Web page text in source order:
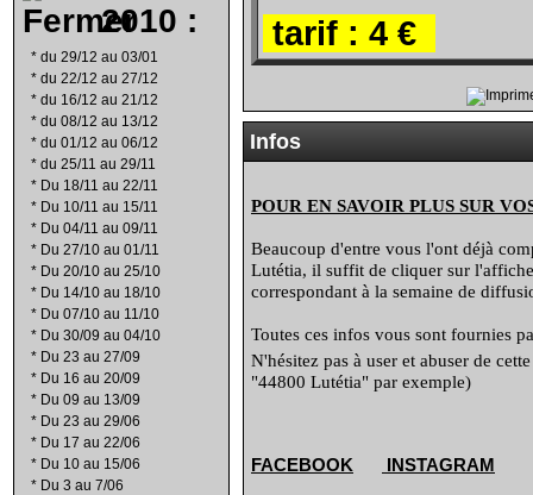
2010 :
* du 29/12 au 03/01
* du 22/12 au 27/12
* du 16/12 au 21/12
* du 08/12 au 13/12
* du 01/12 au 06/12
* du 25/11 au 29/11
* Du 18/11 au 22/11
* Du 10/11 au 15/11
* Du 04/11 au 09/11
* Du 27/10 au 01/11
* Du 20/10 au 25/10
* Du 14/10 au 18/10
* Du 07/10 au 11/10
* Du 30/09 au 04/10
* Du 23 au 27/09
* Du 16 au 20/09
* Du 09 au 13/09
* Du 23 au 29/06
* Du 17 au 22/06
* Du 10 au 15/06
* Du 3 au 7/06
tarif : 4 €
Infos
POUR EN SAVOIR PLUS SUR
Beaucoup d'entre vous l'ont déjà
Lutétia, il suffit de cliquer sur l'affiche
correspondant à la semaine de
Toutes ces infos vous sont fournies
N'hésitez pas à user et abuser de
"44800 Lutétia" par exemple)
FACEBOOK INSTAGRAM